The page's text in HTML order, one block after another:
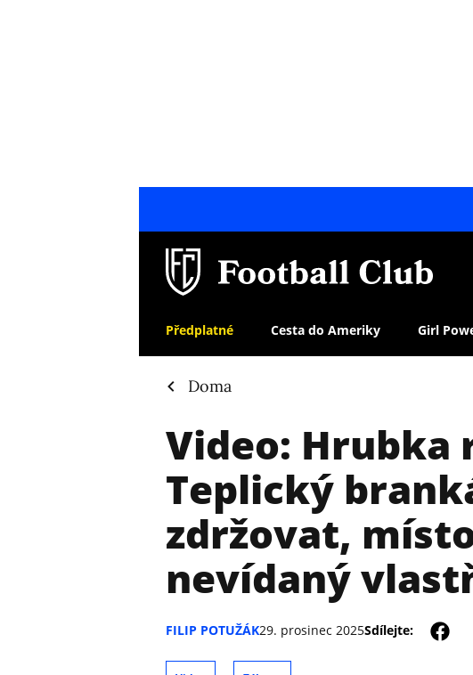
Předplatné Cesta do Ameriky Girl
Doma
Video: Hrubka
Teplický
zdržovat,
nevídaný
FILIP POTUŽÁK29. prosinec 2025Sdílejte: